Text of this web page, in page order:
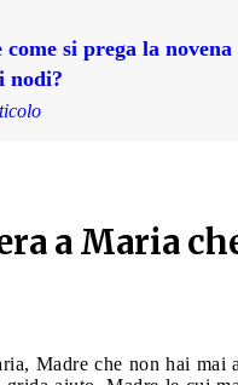
come si prega la
nodi?
a Maria
Madre che non hai mai